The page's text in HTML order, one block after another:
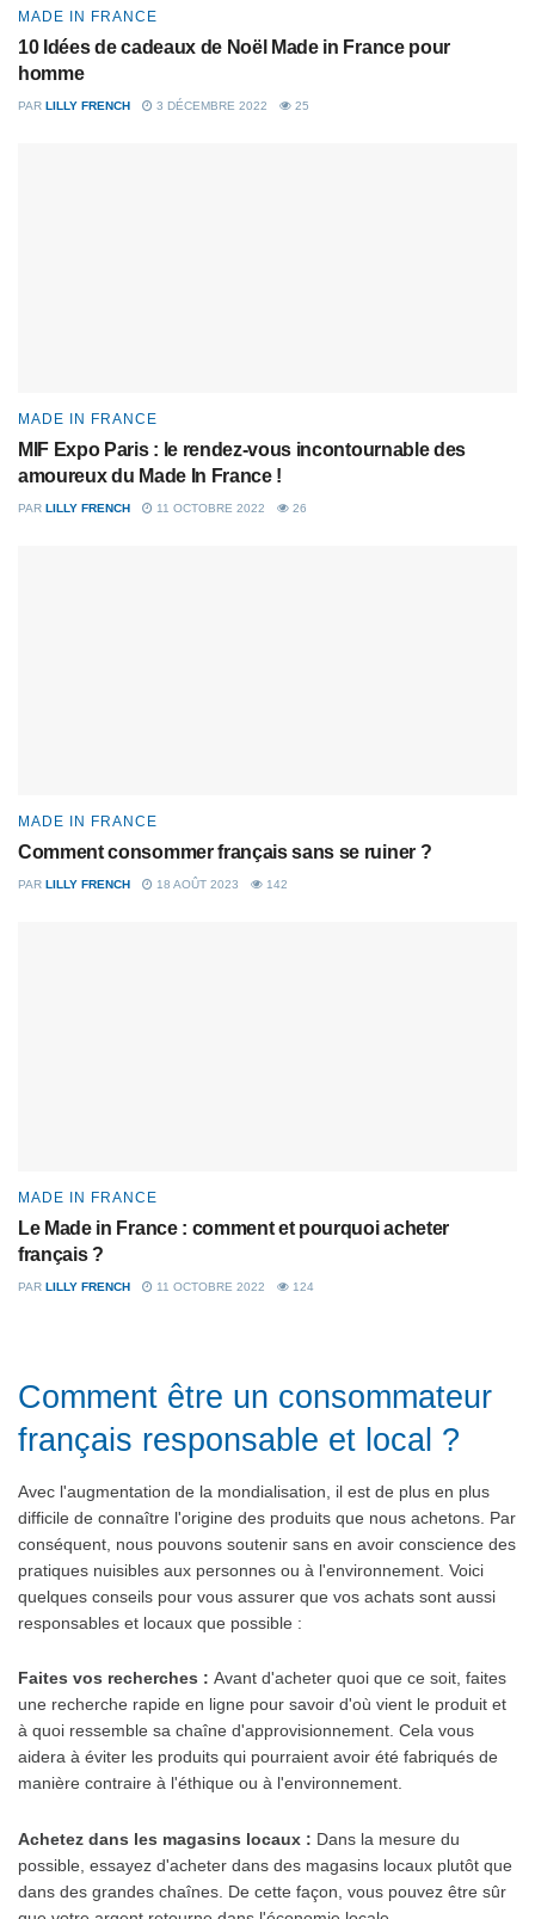
MADE IN FRANCE
10 Idées de cadeaux de Noël Made in France pour
homme
PAR LILLY FRENCH 3 DÉCEMBRE 2022 25
MADE IN FRANCE
MIF Expo Paris : le rendez-vous incontournable des
amoureux du Made In France !
PAR LILLY FRENCH 11 OCTOBRE 2022 26
MADE IN FRANCE
Comment consommer français sans se ruiner ?
PAR LILLY FRENCH 18 AOÛT 2023 142
MADE IN FRANCE
Le Made in France : comment et pourquoi acheter
français ?
PAR LILLY FRENCH 11 OCTOBRE 2022 124
Comment être un consommateur
français responsable et local ?
Avec l'augmentation de la mondialisation, il est de plus en plus
difficile de connaître l'origine des produits que nous achetons. Par
conséquent, nous pouvons soutenir sans en avoir conscience des
pratiques nuisibles aux personnes ou à l'environnement. Voici
quelques conseils pour vous assurer que vos achats sont aussi
responsables et locaux que possible :
Faites vos recherches : Avant d'acheter quoi que ce soit, faites
une recherche rapide en ligne pour savoir d'où vient le produit et
à quoi ressemble sa chaîne d'approvisionnement. Cela vous
aidera à éviter les produits qui pourraient avoir été fabriqués de
manière contraire à l'éthique ou à l'environnement.
Achetez dans les magasins locaux : Dans la mesure du
possible, essayez d'acheter dans des magasins locaux plutôt que
dans des grandes chaînes. De cette façon, vous pouvez être sûr